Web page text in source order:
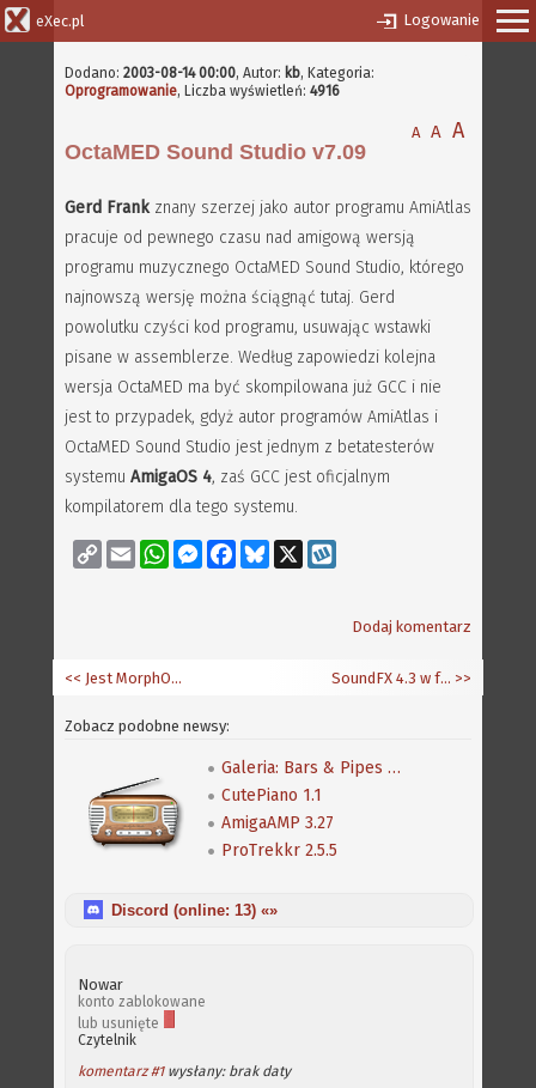
eXec.pl Logowanie
Dodano: 2003-08-14 00:00, Autor: kb, Kategoria:
Oprogramowanie, Liczba wyświetleń: 4916
A A A
OctaMED Sound Studio v7.09
Gerd Frankznany szerzej jako autor programu AmiAtlas
pracuje od pewnego czasu nad amigową wersją
programu muzycznego OctaMED Sound Studio, którego
najnowszą wersję można ściągnąć tutaj. Gerd
powolutku czyści kod programu, usuwając wstawki
pisane w assemblerze. Według zapowiedzi kolejna
wersja OctaMED ma być skompilowana już GCC i nie
jest to przypadek, gdyż autor programów AmiAtlas i
OctaMED Sound Studio jest jednym z betatesterów
systemu AmigaOS 4, zaś GCC jest oficjalnym
kompilatorem dla tego systemu.
Copy
Link
Email WhatsAppMessenger
FacebookBluesky
Dodaj komentarz
SoundFX 4.3 w fazie betatestów >>
<< Jest MorphOS 1.4
Zobacz podobne newsy:
Galeria: Bars & Pipes Professional
CutePiano 1.1
AmigaAMP 3.27
ProTrekkr 2.5.5
Discord (online: 13) «»
Nowar
konto zablokowane
lub usunięte
Czytelnik
komentarz #1wysłany: brak daty